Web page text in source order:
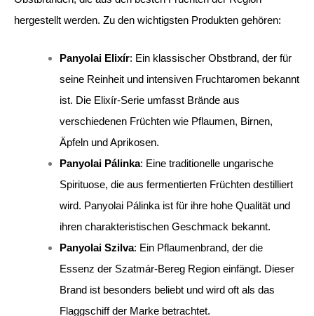
hergestellt werden. Zu den wichtigsten Produkten gehören:
Panyolai Elixír: Ein klassischer Obstbrand, der für
seine Reinheit und intensiven Fruchtaromen bekannt
ist. Die Elixír-Serie umfasst Brände aus
verschiedenen Früchten wie Pflaumen, Birnen,
Äpfeln und Aprikosen.
Panyolai Pálinka: Eine traditionelle ungarische
Spirituose, die aus fermentierten Früchten destilliert
wird. Panyolai Pálinka ist für ihre hohe Qualität und
ihren charakteristischen Geschmack bekannt.
Panyolai Szilva: Ein Pflaumenbrand, der die
Essenz der Szatmár-Bereg Region einfängt. Dieser
Brand ist besonders beliebt und wird oft als das
Flaggschiff der Marke betrachtet.